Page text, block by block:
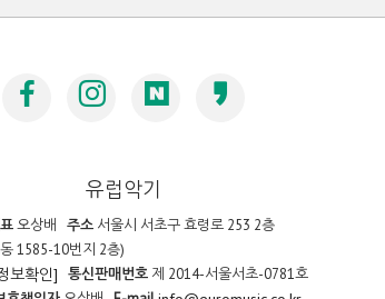
유럽악기
오상배 주소 서울시 서초구 효령로 253 2층
1585-10번지 2층)
보확인] 통신판매번호제 2014-서울서초-0781호